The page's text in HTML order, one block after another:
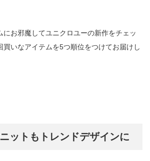
にお邪魔してユニクロユーの新作をチェッ
買いなアイテムを5つ順位をつけてお届けし
ットもトレンドデザインに